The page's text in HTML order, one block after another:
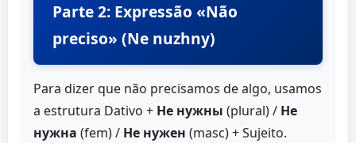
Parte 2: Expressão «Não
preciso» (Ne nuzhny)
Para dizer que não precisamos de algo, usamos
a estrutura Dativo + Не нужны (plural) / Не
нужна (fem) / Не нужен (masc) + Sujeito.